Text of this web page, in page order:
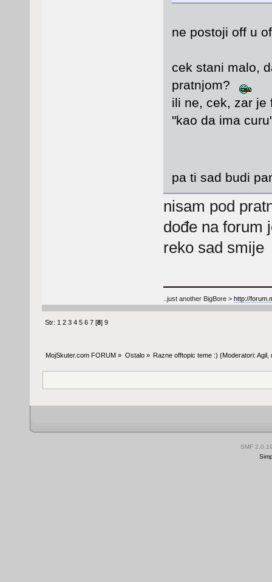
ne postoji off u
cek stani malo,
pratnjom?
ili ne, cek, zar je
"kao da ima
pa ti sad budi
nisam pod
dođe na forum
reko sad smije
..just another BigBore > http://
Str: 1 2 3 4 5 6 7 [8]9
MojSkuter.com FORUM » Ostalo» Razne offtopic teme :) (Moderatori: Agil,
SMF